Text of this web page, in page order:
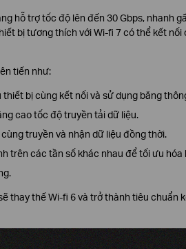
hỗ trợ tốc độ lên đến 30 Gbps, nhanh
bị tương thích với Wi-fi 7 có thể kết nối
tiến như:
bị cùng kết nối và sử dụng băng
cao tốc độ truyền tải dữ liệu.
truyền và nhận dữ liệu đồng thời.
trên các tần số khác nhau để tối ưu hóa
thay thế Wi-fi 6 và trở thành tiêu chuẩn